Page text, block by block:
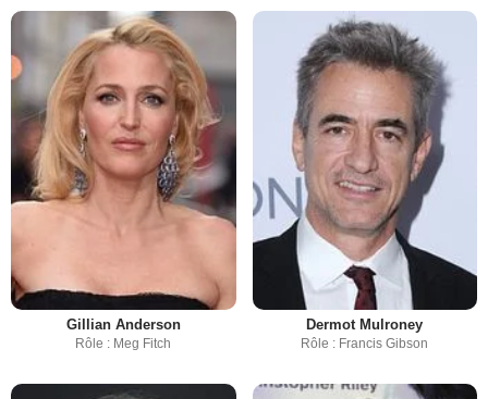
Gillian Anderson
Rôle : Meg Fitch
Dermot Mulroney
Rôle : Francis Gibson